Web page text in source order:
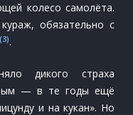
колесо самолёта.
обязательно с
(3).
дикого страха
— в те годы ещё
и на кукан». Но